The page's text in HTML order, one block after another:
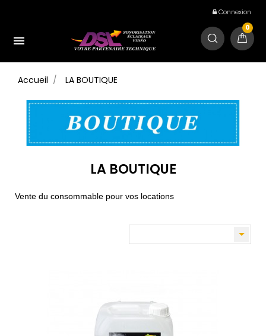
Connexion

0
Accueil LA BOUTIQUE
LA BOUTIQUE
Vente du consommable pour vos locations
